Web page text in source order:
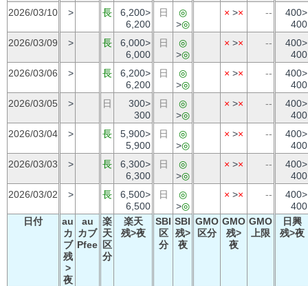
2026/03/10
> 長
6,200>
6,200
日
◎
>◎
× >× --
400>
400
2026/03/09
> 長
6,000>
6,000
日
◎
>◎
× >× --
400>
400
2026/03/06
> 長
6,200>
6,200
日
◎
>◎
× >× --
400>
400
2026/03/05
> 日
300>
300
日
◎
>◎
× >× --
400>
400
2026/03/04
> 長
5,900>
5,900
日
◎
>◎
× >× --
400>
400
2026/03/03
> 長
6,300>
6,300
日
◎
>◎
× >× --
400>
400
2026/03/02
> 長
6,500>
6,500
日
◎
>◎
× >× --
400>
400
日付
au
カ
ブ
残
>
夜
au
カブ
Pfee
楽
天
区
分
楽天
残>夜
SBI
区
分
SBI
残>
夜
GMO
区分
GMO
残>
夜
GMO
上限
日興
残>夜